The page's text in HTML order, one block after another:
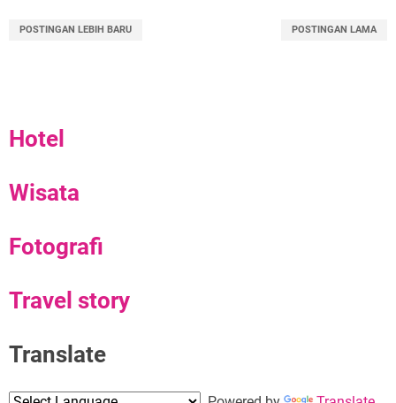
POSTINGAN LEBIH BARU POSTINGAN LAMA
Hotel
Wisata
Fotografi
Travel story
Translate